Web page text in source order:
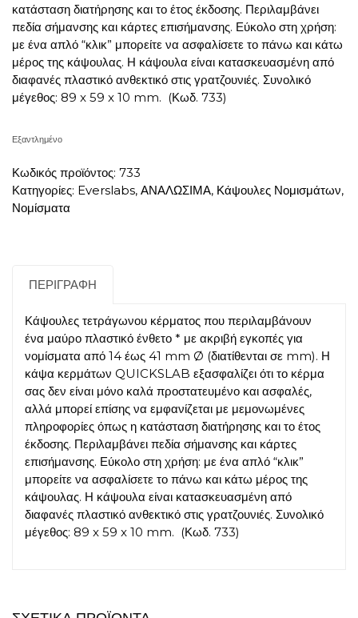
κατάσταση διατήρησης και το έτος έκδοσης. Περιλαμβάνει
πεδία σήμανσης και κάρτες επισήμανσης. Εύκολο στη χρήση:
με ένα απλό “κλικ” μπορείτε να ασφαλίσετε το πάνω και κάτω
μέρος της κάψουλας. Η κάψουλα είναι κατασκευασμένη από
διαφανές πλαστικό ανθεκτικό στις γρατζουνιές. Συνολικό
μέγεθος: 89 x 59 x 10 mm. (Κωδ. 733)
Εξαντλημένο
Κωδικός προϊόντος: 733
Κατηγορίες: Everslabs, ΑΝΑΛΩΣΙΜΑ, Κάψουλες Νομισμάτων,
Νομίσματα
ΠΕΡΙΓΡΑΦΉ
Κάψουλες τετράγωνου κέρματος που περιλαμβάνουν
ένα μαύρο πλαστικό ένθετο * με ακριβή εγκοπές για
νομίσματα από 14 έως 41 mm Ø (διατίθενται σε mm). Η
κάψα κερμάτων QUICKSLAB εξασφαλίζει ότι το κέρμα
σας δεν είναι μόνο καλά προστατευμένο και ασφαλές,
αλλά μπορεί επίσης να εμφανίζεται με μεμονωμένες
πληροφορίες όπως η κατάσταση διατήρησης και το έτος
έκδοσης. Περιλαμβάνει πεδία σήμανσης και κάρτες
επισήμανσης. Εύκολο στη χρήση: με ένα απλό “κλικ”
μπορείτε να ασφαλίσετε το πάνω και κάτω μέρος της
κάψουλας. Η κάψουλα είναι κατασκευασμένη από
διαφανές πλαστικό ανθεκτικό στις γρατζουνιές. Συνολικό
μέγεθος: 89 x 59 x 10 mm. (Κωδ. 733)